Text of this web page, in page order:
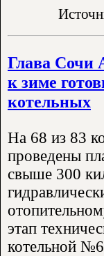
Глава Сочи
к зиме
котельных
На 68 из 83
проведены
свыше 300
этап
котельной